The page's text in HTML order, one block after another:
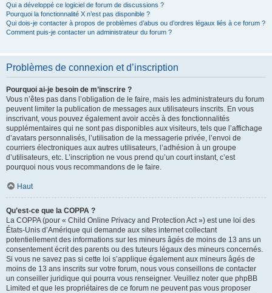
Qui a développé ce logiciel de forum de discussions ?
Pourquoi la fonctionnalité X n’est pas disponible ?
Qui dois-je contacter à propos de problèmes d’abus ou d’ordres légaux liés à ce forum ?
Comment puis-je contacter un administrateur du forum ?
Problèmes de connexion et d’inscription
Pourquoi ai-je besoin de m’inscrire ?
Vous n’êtes pas dans l’obligation de le faire, mais les administrateurs du forum
peuvent limiter la publication de messages aux utilisateurs inscrits. En vous
inscrivant, vous pouvez également avoir accès à des fonctionnalités
supplémentaires qui ne sont pas disponibles aux visiteurs, tels que l’affichage
d’avatars personnalisés, l’utilisation de la messagerie privée, l’envoi de
courriers électroniques aux autres utilisateurs, l’adhésion à un groupe
d’utilisateurs, etc. L’inscription ne vous prend qu’un court instant, c’est
pourquoi nous vous recommandons de le faire.
Haut
Qu’est-ce que la COPPA ?
La COPPA (pour « Child Online Privacy and Protection Act ») est une loi des
États-Unis d’Amérique qui demande aux sites internet collectant
potentiellement des informations sur les mineurs âgés de moins de 13 ans un
consentement écrit des parents ou des tuteurs légaux des mineurs concernés.
Si vous ne savez pas si cette loi s’applique également aux mineurs âgés de
moins de 13 ans inscrits sur votre forum, nous vous conseillons de contacter
un conseiller juridique qui pourra vous renseigner. Veuillez noter que phpBB
Limited et que les propriétaires de ce forum ne peuvent pas vous proposer